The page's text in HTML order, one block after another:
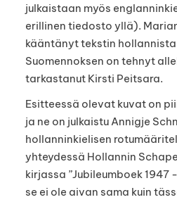
julkaistaan myös
erillinen tiedosto yllä).
kääntänyt tekstin
Suomennoksen on tehnyt
tarkastanut Kirsti Peitsara.
Esitteessä olevat kuvat on
ja ne on julkaistu Annigje
hollanninkielisen
yhteydessä Hollannin
kirjassa ”Jubileumboek 1947
se ei ole aivan sama kuin